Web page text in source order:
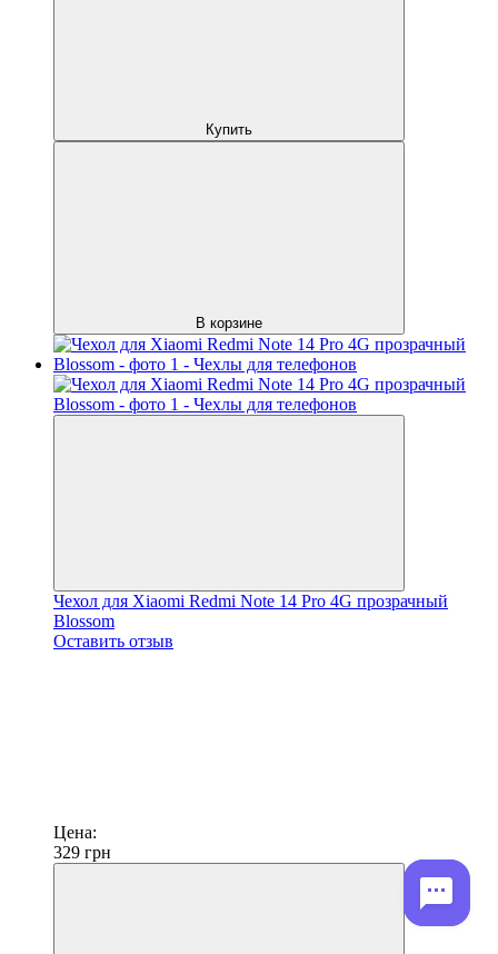
Купить
В корзине
Чехол для Xiaomi Redmi Note 14 Pro 4G прозрачный
Blossom
Оставить отзыв
Цена:
329 грн